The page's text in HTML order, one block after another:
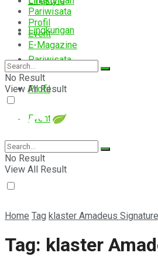
Lingkungan
Pariwisata
Profil
Event
E-Magazine
Pariwisata
Profil
Event
E-Magazine
No Result
View All Result
No Result
View All Result
Home Tag klaster Amadeus Signature
Tag: klaster